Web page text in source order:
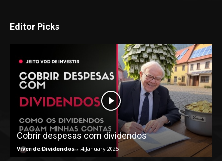
Editor Picks
Cobrir despesas com dividendos
Viver de Dividendos - 4 January 2025